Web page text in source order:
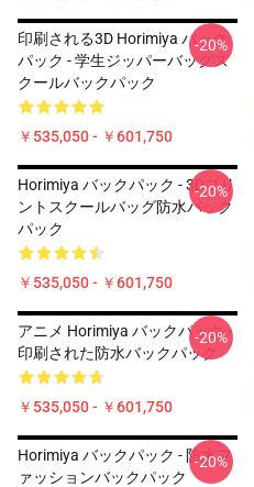
印刷される3D Horimiya バック
パック - 学生ジッパーバッグス
クールバックパック
￥535,050 - ￥601,750
-20%
Horimiya バックパック - 3Dプリ
ントスクールバッグ防水バック
パック
￥535,050 - ￥601,750
-20%
アニメ Horimiya バックパック -
印刷された防水バックパック
￥535,050 - ￥601,750
-20%
Horimiya バックパック - 防水フ
ァッションバックパック
-20%